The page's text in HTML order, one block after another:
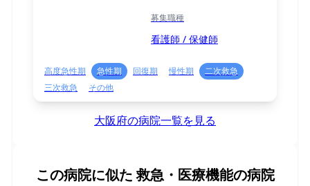
募集職種
看護師 / 保健師
高度急性期 急性期 回復期 慢性期
二次救急
三次救急
その他
大阪府の病院一覧を見る
この病院に似た 救急・医療機能の病院